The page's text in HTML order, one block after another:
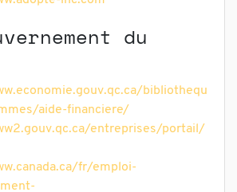
du
bibliothequ
aide-financiere/
entreprises/portail/
fr/emploi-